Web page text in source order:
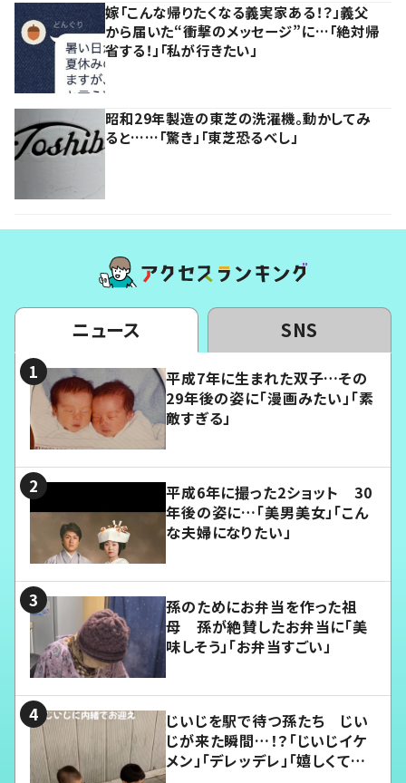
嫁「こんな帰りたくなる義実家ある！？」義父
から届いた“衝撃のメッセージ”に…「絶対帰
省する！」「私が行きたい」
昭和29年製造の東芝の洗濯機。動かしてみ
ると……「驚き」「東芝恐るべし」
ニュース SNS
平成7年に生まれた双子…その
29年後の姿に「漫画みたい」「素
敵すぎる」
平成6年に撮った2ショット 30
年後の姿に…「美男美女」「こん
な夫婦になりたい」
孫のためにお弁当を作った祖
母 孫が絶賛したお弁当に「美
味しそう」「お弁当すごい」
じいじを駅で待つ孫たち じい
じが来た瞬間…！？「じいじイケ
メン」「デレッデレ」「嬉しくて可